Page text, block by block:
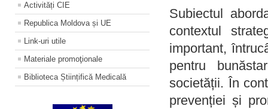
Activități CIE
Republica Moldova și UE
Link-uri utile
Materiale promoţionale
Biblioteca Științifică Medicală
Subiectul
contextul
important,
pentru
societății. În
prevenției și